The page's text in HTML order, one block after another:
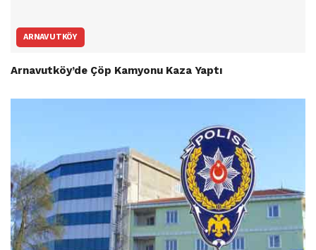
ARNAVUTKÖY
Arnavutköy’de Çöp Kamyonu Kaza Yaptı